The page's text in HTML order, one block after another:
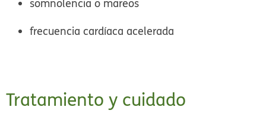
somnolencia o mareos
frecuencia cardíaca acelerada
Tratamiento y cuidado